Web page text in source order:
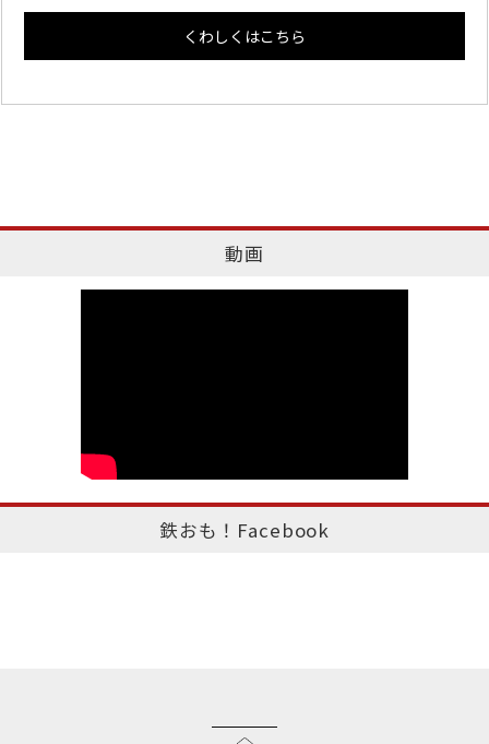
くわしくはこちら
動画
鉄おも！Facebook